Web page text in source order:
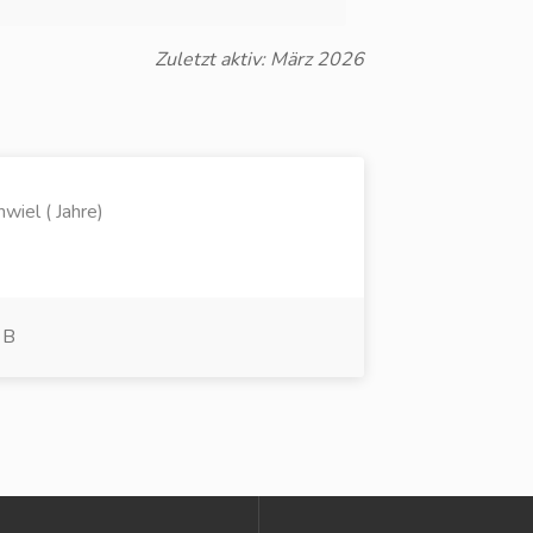
Zuletzt aktiv: März 2026
( Jahre)